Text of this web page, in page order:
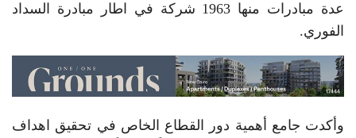
عدة مبادرات منها 1963 شركة في اطار مبادرة السداد
الفوري.
وأكدت جامع أهمية دور القطاع الخاص في تحقيق اهداف